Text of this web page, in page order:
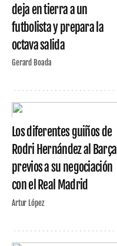
deja en tierra a un
futbolista y prepara la
octava salida
Gerard Boada
Los diferentes guiños de
Rodri Hernández al Barça
previos a su negociación
con el Real Madrid
Artur López